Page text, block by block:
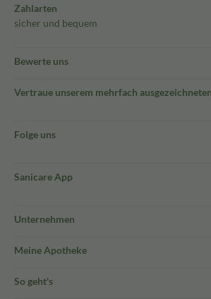
Zahlarten
sicher und bequem
Bewerte uns
Vertraue unserem mehrfach
Folge uns
Sanicare App
Unternehmen
Meine Apotheke
So geht's